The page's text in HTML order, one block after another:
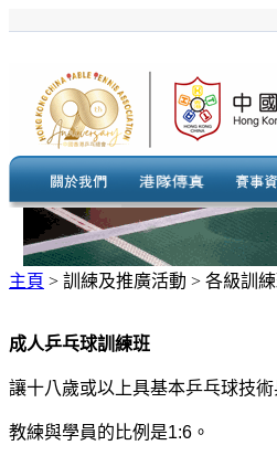
主頁 > 訓練及推廣活動 > 各級訓
成人乒乓球訓練班
讓十八歲或以上具基本乒乓球技
教練與學員的比例是1:6。